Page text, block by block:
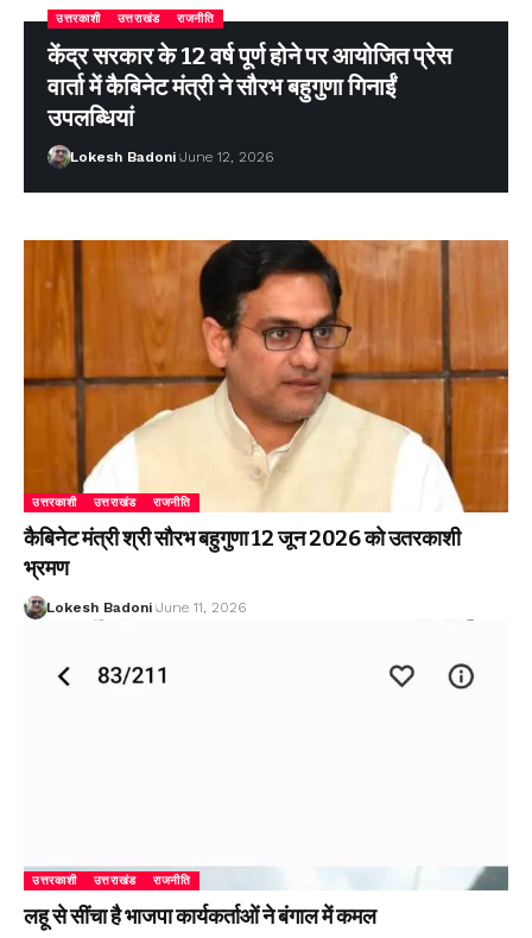
उत्तरकाशी उत्तराखंड राजनीति
केंद्र सरकार के 12 वर्ष पूर्ण होने पर आयोजित प्रेस
वार्ता में कैबिनेट मंत्री ने सौरभ बहुगुणा गिनाईं
उपलब्धियां
Lokesh Badoni June 12, 2026
उत्तरकाशी उत्तराखंड राजनीति
कैबिनेट मंत्री श्री सौरभ बहुगुणा 12 जून 2026 को उतरकाशी
भ्रमण
Lokesh Badoni June 11, 2026
उत्तरकाशी उत्तराखंड राजनीति
लहू से सींचा है भाजपा कार्यकर्ताओं ने बंगाल में कमल